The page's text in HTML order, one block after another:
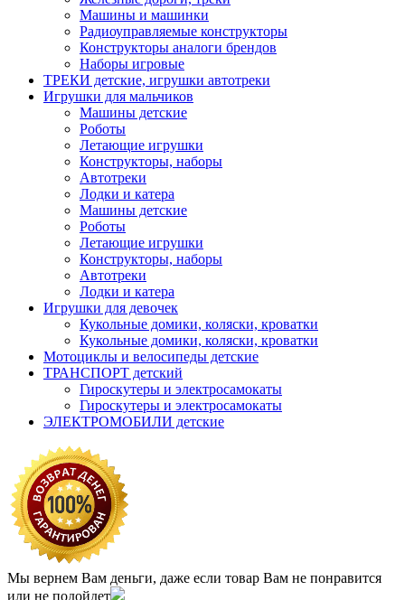
Машины и машинки
Радиоуправляемые конструкторы
Конструкторы аналоги брендов
Наборы игровые
ТРЕКИ детские, игрушки автотреки
Игрушки для мальчиков
Машины детские
Роботы
Летающие игрушки
Конструкторы, наборы
Автотреки
Лодки и катера
Машины детские
Роботы
Летающие игрушки
Конструкторы, наборы
Автотреки
Лодки и катера
Игрушки для девочек
Кукольные домики, коляски, кроватки
Кукольные домики, коляски, кроватки
Мотоциклы и велосипеды детские
ТРАНСПОРТ детский
Гироскутеры и электросамокаты
Гироскутеры и электросамокаты
ЭЛЕКТРОМОБИЛИ детские
Мы вернем Вам деньги, даже если товар Вам не понравится
или не подойдет